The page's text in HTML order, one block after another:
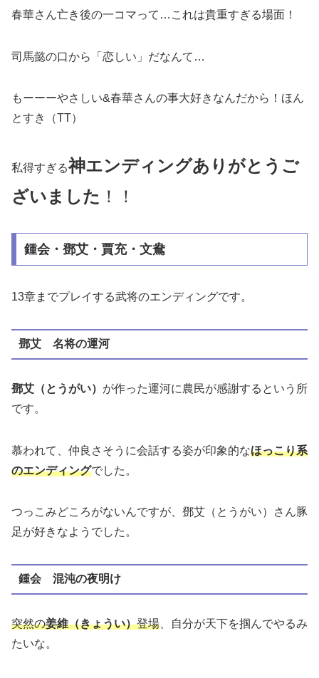
春華さん亡き後の一コマって…これは貴重すぎる場面！
司馬懿の口から「恋しい」だなんて…
もーーーやさしい&春華さんの事大好きなんだから！ほん
とすき（TT）
私得すぎる神エンディングありがとうご
ざいました ！！
鍾会・鄧艾・賈充・文鴦
13章までプレイする武将のエンディングです。
鄧艾 名将の運河
鄧艾（とうがい） が作った運河に農民が感謝するという所
です。
慕われて、仲良さそうに会話する姿が印象的なほっこり系
のエンディングでした。
つっこみどころがないんですが、鄧艾（とうがい）さん豚
足が好きなようでした。
鍾会 混沌の夜明け
突然の姜維（きょうい）登場 、自分が天下を掴んでやるみ
たいな。